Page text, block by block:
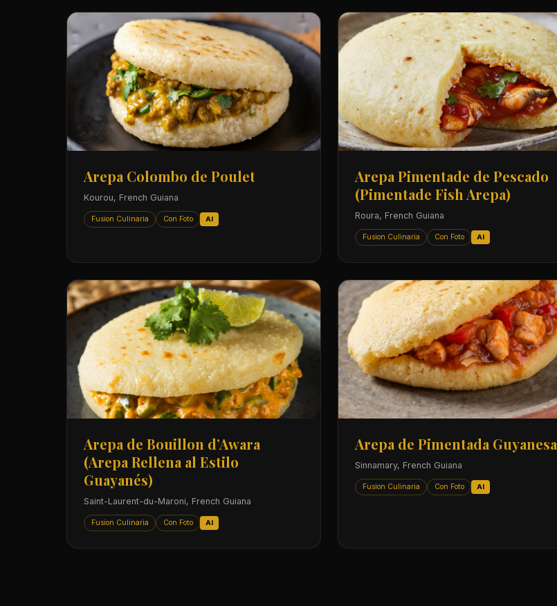
Arepa Colombo de Poulet
Kourou, French Guiana
Fusion Culinaria Con Foto AI
Arepa Pimentade de Pescado
(Pimentade Fish Arepa)
Roura, French Guiana
Fusion Culinaria Con Foto AI
Arepa de Bouillon d’Awara
(Arepa Rellena al Estilo
Guayanés)
Saint-Laurent-du-Maroni, French Guiana
Fusion Culinaria Con Foto AI
Arepa de Pimentada Guyanesa
Sinnamary, French Guiana
Fusion Culinaria Con Foto AI